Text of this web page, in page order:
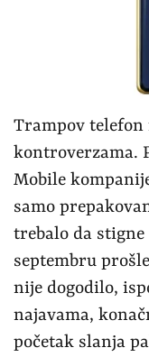
Trampov
kontroverzama.
Mobile
samo
trebalo da
septembru
nije dogodilo,
najavama,
početak slanja